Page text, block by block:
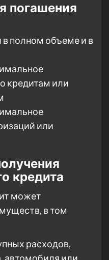
погашения
полном объеме и в
кредитам или
или
кредита
может
в том
расходов,